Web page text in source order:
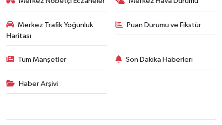
Merkez Trafik Yoğunluk
Haritası
Puan Durumu ve Fikstür
Tüm Manşetler Son Dakika Haberleri
Haber Arşivi